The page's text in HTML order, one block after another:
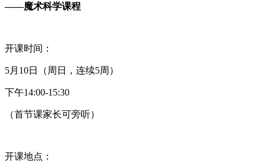
——魔术科学课程
开课时间：
5月10日（周日，连续5周）
下午14:00-15:30
（首节课家长可旁听）
开课地点：